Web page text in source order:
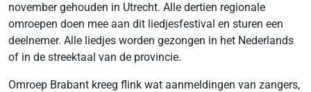
november gehouden in Utrecht. Alle dertien regionale
omroepen doen mee aan dit liedjesfestival en sturen een
deelnemer. Alle liedjes worden gezongen in het Nederlands
of in de streektaal van de provincie.
Omroep Brabant kreeg flink wat aanmeldingen van zangers,